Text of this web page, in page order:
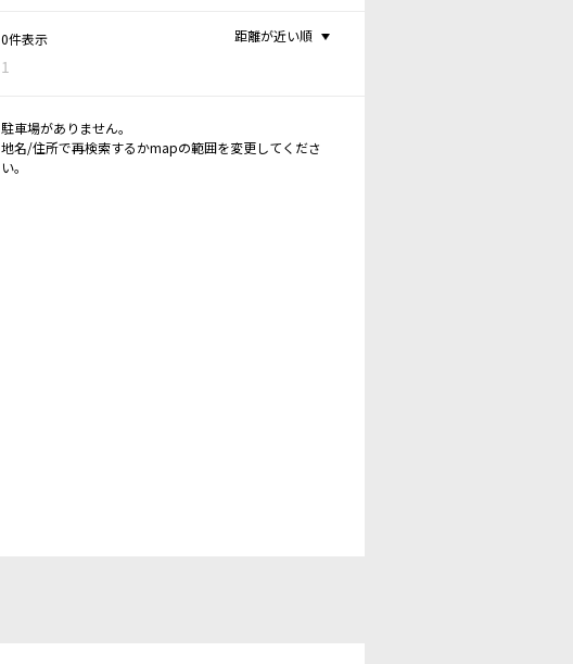
0件表示
1
距離が近い順
駐車場がありません。
地名/住所で再検索するかmapの範囲を変更してくださ
い。